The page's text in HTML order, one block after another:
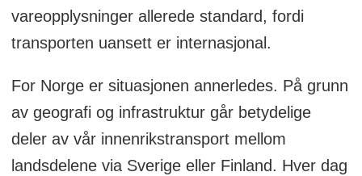
vareopplysninger allerede standard, fordi
transporten uansett er internasjonal.
For Norge er situasjonen annerledes. På grunn
av geografi og infrastruktur går betydelige
deler av vår innenrikstransport mellom
landsdelene via Sverige eller Finland. Hver dag